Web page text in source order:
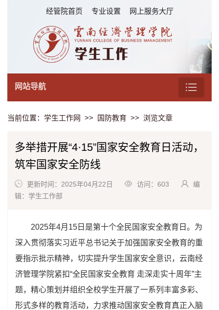
经管院首页 专业设置 网上服务大厅
网站导航
当前位置： 学生工作网 >> 国防教育 >> 浏览文章
多举措开展“4·15”国家安全教育日活动，
筑牢国家安全防线
更新时间：2025年04月22日 访问： 603
编
辑：学生工作部
2025年4月15日是第十个全民国家安全教育日。为
深入贯彻落实习近平总书记关于加强国家安全教育的重
要指示批示精神，切实提升学生国家安全意识，云南经
济管理学院紧扣“全民国家安全教育 走深走实十周年”主
题，精心策划并组织全校学生开展了一系列丰富多彩、
形式多样的教育活动，力求推动国家安全教育真正入脑